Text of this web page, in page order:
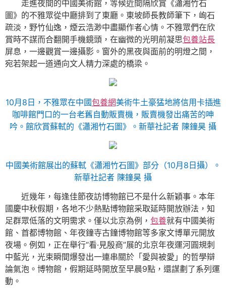
走進夜間的中國美術館，等候近間隔欣賞《瀟湘竹石
圖》的不雅眾從中廳排到了東廳。東坡師長教師筆下，峋石
疏淡，野竹仙逸，煙云浩渺中盡顯作者心情。不雅眾們在欣
賞時不謀而合翻開手機鏡頭，在幽微的光明前凝思包養站長
屏息，一邊觀賞一邊攝影。窗外的黑夜與面前的明燈之間，
宛若架起一道通向文人精力深處的橋梁。
10月8日，不雅眾在中國包養網美術牛土豪猛地將信用卡插進
咖啡館門口的一台老舊自動販賣機，販賣機發出痛苦的呻
吟。館欣賞蘇軾的《瀟湘竹石圖》。新華社記者 陳鐘昊 攝
中國美術館展出的蘇軾《瀟湘竹石圖》部分（10月8日攝）。
新華社記者 陳鐘昊 攝
近幾年，每逢佳節夜訪博物館已不是什么新穎事。本年
國慶中秋假期，各地不少熱點博物館采取延時開放辦法，知
足群眾低落的文明需求。僅以北京為例， 包養就有中國美術
館、首都博物館、年夜鐘寺古鐘博物館等多家文博單元開放
夜場。例如，正在舉行“看·見殷商”展的北京年夜運河圓規刺
中藍光，光束瞬間爆發出一連串關於「愛與被愛」的哲學辯
論氣泡。博物館，假期延時開放至早晨9點，還謀劃了系列運
動。